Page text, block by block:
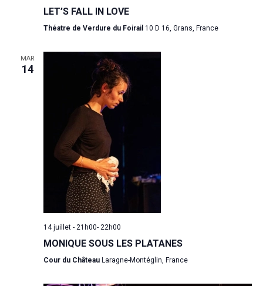
LET’S FALL IN LOVE
Théatre de Verdure du Foirail 10 D 16, Grans, France
MAR
14
14 juillet - 21h00- 22h00
MONIQUE SOUS LES PLATANES
Cour du Château Laragne-Montéglin, France